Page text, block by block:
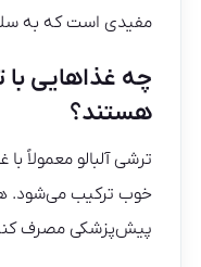
مفیدی است که به
چه غذاهایی با
هستند؟
ترشی آلبالو معمولاً
خوب ترکیب می‌شود.
پیش‌پزشکی مصرف